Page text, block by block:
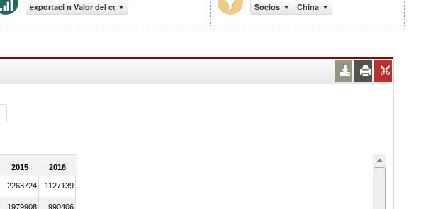
exportaci n Valor del comercio (en miles de US$)
Socios
China
2015 2016
2263724 1127139
1979908 990406